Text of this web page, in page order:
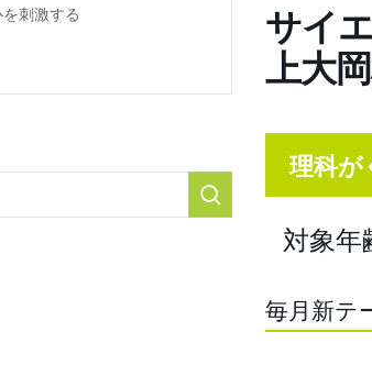
刺激する
サイ
上大
理科が
対象年
毎月新テ